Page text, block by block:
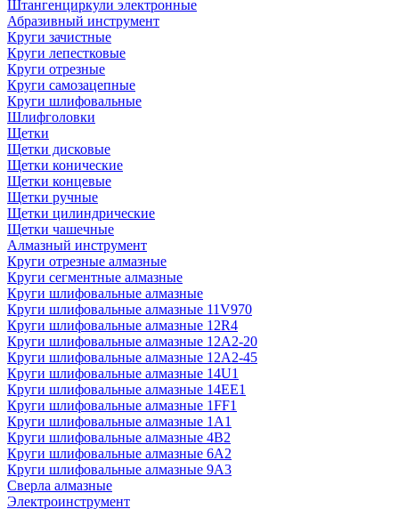
Штангенциркули электронные
Абразивный инструмент
Круги зачистные
Круги лепестковые
Круги отрезные
Круги самозацепные
Круги шлифовальные
Шлифголовки
Щетки
Щетки дисковые
Щетки конические
Щетки концевые
Щетки ручные
Щетки цилиндрические
Щетки чашечные
Алмазный инструмент
Круги отрезные алмазные
Круги сегментные алмазные
Круги шлифовальные алмазные
Круги шлифовальные алмазные 11V970
Круги шлифовальные алмазные 12R4
Круги шлифовальные алмазные 12А2-20
Круги шлифовальные алмазные 12А2-45
Круги шлифовальные алмазные 14U1
Круги шлифовальные алмазные 14ЕЕ1
Круги шлифовальные алмазные 1FF1
Круги шлифовальные алмазные 1А1
Круги шлифовальные алмазные 4В2
Круги шлифовальные алмазные 6A2
Круги шлифовальные алмазные 9А3
Сверла алмазные
Электроинструмент